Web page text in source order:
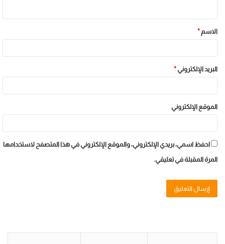
الاسم *
البريد الإلكتروني *
الموقع الإلكتروني
احفظ اسمي، بريدي الإلكتروني، والموقع الإلكتروني في هذا المتصفح لاستخدامها
المرة المقبلة في تعليقي.